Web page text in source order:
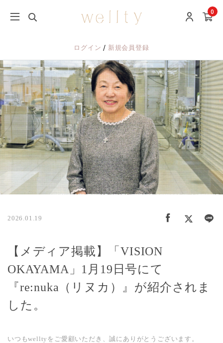
0
ログイン/ 新規会員登録
2026.01.19
【メディア掲載】「VISION
OKAYAMA」1月19日号にて
『re:nuka（リヌカ）』が紹介されま
した。
いつもwelltyをご愛顧いただき、誠にありがとうございます。